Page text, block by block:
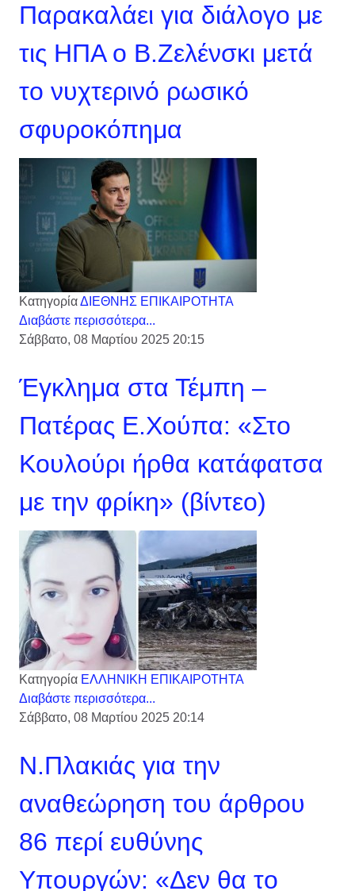
Παρακαλάει για διάλογο με
τις ΗΠΑ ο Β.Ζελένσκι μετά
το νυχτερινό ρωσικό
σφυροκόπημα
ΚατηγορίαΔΙΕΘΝΗΣ ΕΠΙΚΑΙΡΟΤΗΤΑ
Διαβάστε περισσότερα...
Σάββατο, 08 Μαρτίου 2025 20:15
Έγκλημα στα Τέμπη –
Πατέρας Ε.Χούπα: «Στο
Κουλούρι ήρθα κατάφατσα
με την φρίκη» (βίντεο)
Κατηγορία ΕΛΛΗΝΙΚΗ ΕΠΙΚΑΙΡΟΤΗΤΑ
Διαβάστε περισσότερα...
Σάββατο, 08 Μαρτίου 2025 20:14
N.Πλακιάς για την
αναθεώρηση του άρθρου
86 περί ευθύνης
Υπουργών: «Δεν θα το